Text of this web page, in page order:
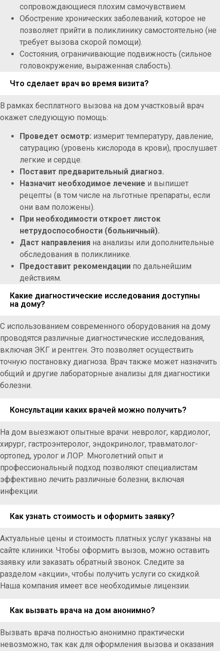
сопровождающиеся плохим самочувствием.
Обострение хронических заболеваний, которое не
позволяет прийти в поликлинику самостоятельно (не
требует вызова скорой помощи).
Состояния, ограничивающие подвижность (сильное
головокружение, выраженная слабость).
Что сделает врач во время визита?
В рамках бесплатного вызова на дом участковый врач
окажет следующую помощь:
Проведет осмотр: измерит температуру, давление,
сатурацию (уровень кислорода в крови), прослушает
легкие и сердце.
Поставит предварительный диагноз.
Назначит необходимое лечение и выпишет
рецепты (в том числе на льготные препараты, если
они вам положены).
При необходимости откроет листок
нетрудоспособности (больничный).
Даст направления на анализы или дополнительные
обследования в поликлинике.
Предоставит рекомендации по дальнейшим
действиям.
Какие диагностические исследования доступны
на дому?
С использованием современного оборудования на дому
проводятся различные диагностические исследования,
включая ЭКГ и рентген. Это позволяет осуществить
точную постановку диагноза. Врач также может назначить
общий и другие лабораторные анализы для диагностики
болезни.
Консультации каких врачей можно получить?
На дом выезжают опытные врачи: невролог, кардиолог,
хирург, гастроэнтеролог, эндокринолог, травматолог-
ортопед, уролог и ЛОР. Многолетний опыт и
профессиональный подход позволяют специалистам
эффективно лечить различные болезни, включая
инфекции.
Как узнать стоимость и оформить заявку?
Актуальные цены и стоимость платных услуг указаны на
сайте клиники. Чтобы оформить вызов, можно оставить
заявку или заказать обратный звонок. Следите за
разделом «акции», чтобы получить услуги со скидкой.
Наша компания имеет все необходимые лицензии.
Как вызвать врача на дом анонимно?
Вызвать врача полностью анонимно практически
невозможно, так как для оформления вызова и оказания